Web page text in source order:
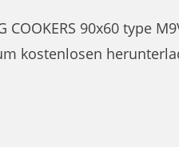
90x60 type
kostenlosen